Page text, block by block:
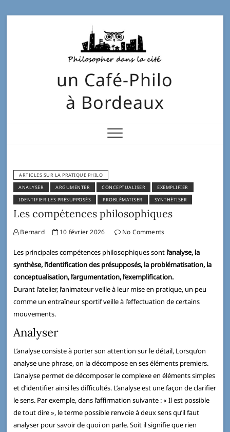
un Café-Philo
à Bordeaux
ARTICLES SUR LA PRATIQUE PHILO
ANALYSER
ARGUMENTER CONCEPTUALISER
EXEMPLIFIER
IDENTIFIER LES PRÉSUPPOSÉS
PROBLÉMATISER SYNTHÉTISER
Les compétences philosophiques
Bernard 10 février 2026 No Comments
Les principales compétences philosophiques sont l’analyse, la
synthèse, l’identification des présupposés, la problématisation, la
conceptualisation, l’argumentation, l’exemplification.
Durant l’atelier, l’animateur veille à leur mise en pratique, un peu
comme un entraîneur sportif veille à l’effectuation de certains
mouvements.
Analyser
L’analyse consiste à porter son attention sur le détail, Lorsqu’on
analyse une phrase, on la décompose en ses éléments premiers.
L’analyse permet de décomposer le complexe en éléments simples
et d’identifier ainsi les difficultés. L’analyse est une façon de clarifier
le sens. Par exemple, dans l’affirmation suivante : « Il est possible
de tout dire », le terme possible renvoie à deux sens qu’il faut
analyser pour savoir de quoi on parle. Soit il signifie que rien